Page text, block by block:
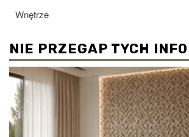
Wnętrze
NIE PRZEGAP TYCH